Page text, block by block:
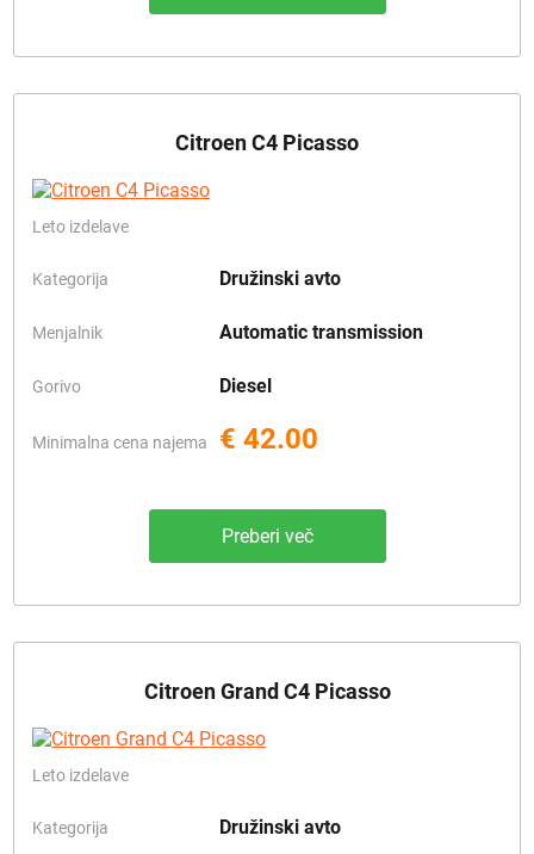
Citroen C4 Picasso
Leto izdelave
Kategorija Družinski avto
Menjalnik Automatic transmission
Gorivo Diesel
Minimalna cena najema € 42.00
Preberi več
Citroen Grand C4 Picasso
Leto izdelave
Kategorija Družinski avto